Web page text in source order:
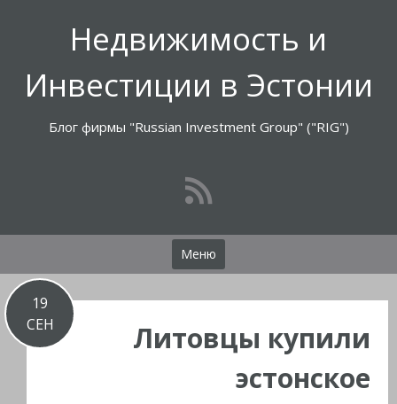
содержимомуНедвижимость и
Инвестиции в Эстонии
Блог фирмы "Russian Investment Group" ("RIG")
Меню
19
СЕН
Литовцы купили
эстонское